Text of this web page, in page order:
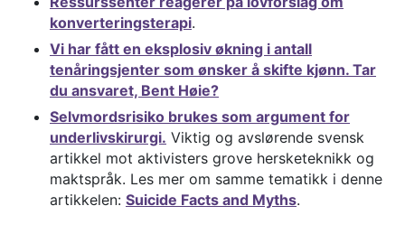
konverteringsterapi.
Vi har fått en eksplosiv økning i antall
tenåringsjenter som ønsker å skifte kjønn. Tar
du ansvaret, Bent Høie?
Selvmordsrisiko brukes som argument for
underlivskirurgi. Viktig og avslørende svensk
artikkel mot aktivisters grove hersketeknikk og
maktspråk. Les mer om samme tematikk i denne
artikkelen: Suicide Facts and Myths.